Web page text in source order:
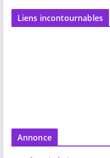
Liens incontournables
Annonce